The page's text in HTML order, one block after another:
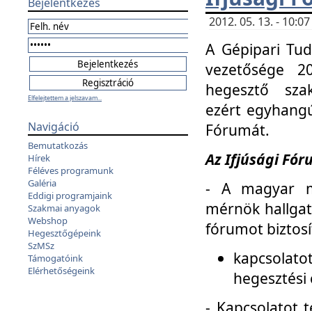
Elfelejtettem a jelszavam...
Navigáció
Bemutatkozás
Hírek
Féléves programunk
Galéria
Eddigi programjaink
Szakmai anyagok
Webshop
Hegesztőgépeink
SzMSz
Támogatóink
Elérhetőségeink
2012. 05. 13. -
A Gépipari
vezetősége
hegesztő
ezért
Fórumát.
Az Ifjúsági
- A magyar
mérnök
fórumot